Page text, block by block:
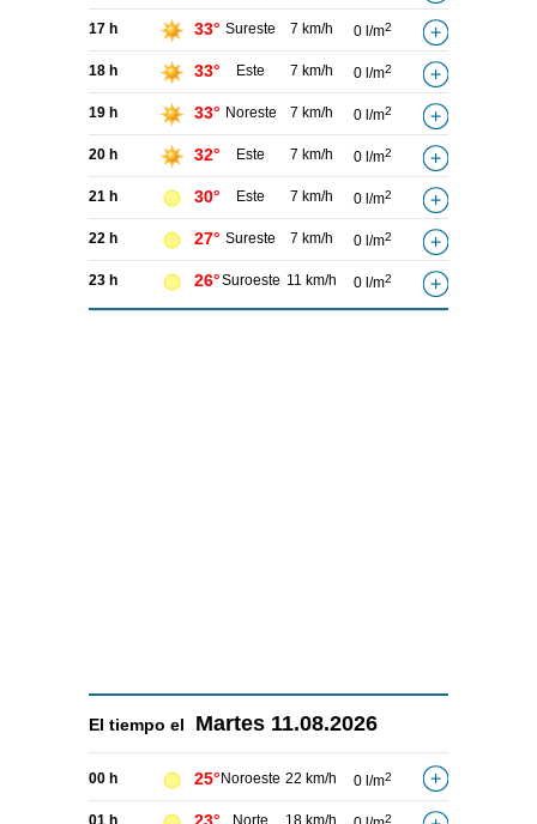
17 h 33° Sureste 7 km/h 0 l/m2
18 h 33° Este 7 km/h 0 l/m2
19 h 33° Noreste 7 km/h 0 l/m2
20 h 32° Este 7 km/h 0 l/m2
21 h 30° Este 7 km/h 0 l/m2
22 h 27° Sureste 7 km/h 0 l/m2
23 h 26°Suroeste 11 km/h 0 l/m2
El tiempo el Martes 11.08.2026
00 h 25° Noroeste 22 km/h 0 l/m2
2